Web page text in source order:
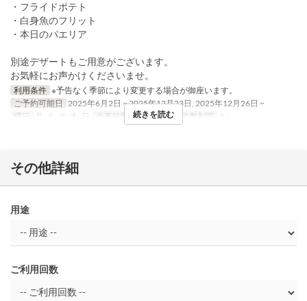
・フライドポテト
・白身魚のフリット
・本日のパエリア
別途デザートもご用意がございます。
お気軽にお声かけくださいませ。
利用条件 ※予告なく季節により変更する場合が御座います。
ご予約可能日 2025年6月2日 ~ 2025年12月23日, 2025年12月26日 ~
曜日
月, 火, 水, 木, 日 食事時間 ディナー 注文数制限 2 ~
続きを読む
その他詳細
用途
ご利用回数